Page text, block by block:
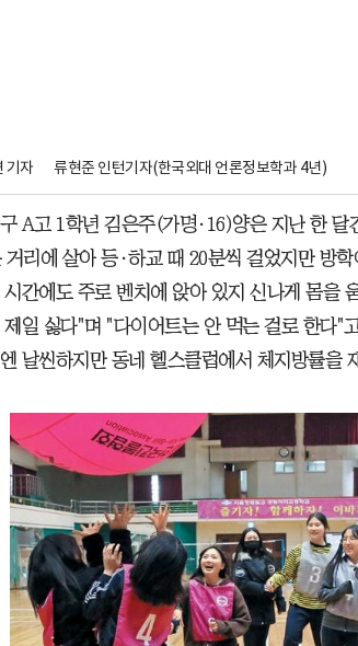
기자 류현준 인턴기자(한국외대 언론정보학과 4년)
A고 1학년 김은주(가명·16)양은 지난 한 달
거리에 살아 등·하교 때 20분씩 걸었지만 방
간에도 주로 벤치에 앉아 있지 신나게 몸을
일 싫다"며 "다이어트는 안 먹는 걸로 한다"
날씬하지만 동네 헬스클럽에서 체지방률을